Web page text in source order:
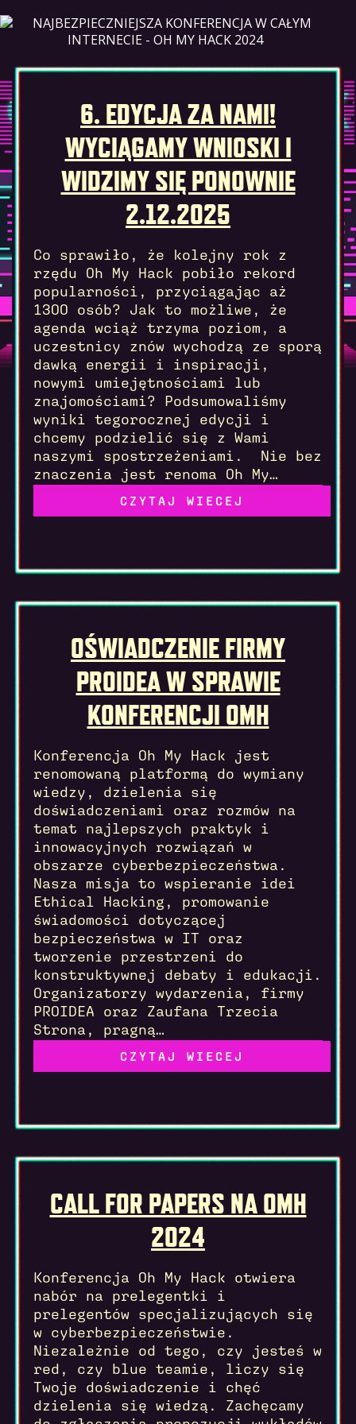
TO
CONTENT
6. EDYCJA ZA NAMI!
WYCIĄGAMY WNIOSKI I
WIDZIMY SIĘ PONOWNIE
2.12.2025
Co sprawiło, że kolejny rok z
rzędu Oh My Hack pobiło rekord
popularności, przyciągając aż
1300 osób? Jak to możliwe, że
agenda wciąż trzyma poziom, a
uczestnicy znów wychodzą ze sporą
dawką energii i inspiracji,
nowymi umiejętnościami lub
znajomościami? Podsumowaliśmy
wyniki tegorocznej edycji i
chcemy podzielić się z Wami
naszymi spostrzeżeniami. Nie bez
znaczenia jest renoma Oh My…
Read more
OŚWIADCZENIE FIRMY
PROIDEA W SPRAWIE
KONFERENCJI OMH
Konferencja Oh My Hack jest
renomowaną platformą do wymiany
wiedzy, dzielenia się
doświadczeniami oraz rozmów na
temat najlepszych praktyk i
innowacyjnych rozwiązań w
obszarze cyberbezpieczeństwa.
Nasza misja to wspieranie idei
Ethical Hacking, promowanie
świadomości dotyczącej
bezpieczeństwa w IT oraz
tworzenie przestrzeni do
konstruktywnej debaty i edukacji.
Organizatorzy wydarzenia, firmy
PROIDEA oraz Zaufana Trzecia
Strona, pragną…
Read more
CALL FOR PAPERS NA OMH
2024
Konferencja Oh My Hack otwiera
nabór na prelegentki i
prelegentów specjalizujących się
w cyberbezpieczeństwie.
Niezależnie od tego, czy jesteś w
red, czy blue teamie, liczy się
Twoje doświadczenie i chęć
dzielenia się wiedzą. Zachęcamy